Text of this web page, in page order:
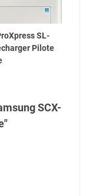
SL-
Pilote
SCX-